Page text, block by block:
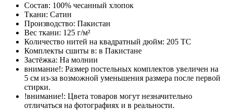
Состав: 100% чесанный хлопок
Ткани: Сатин
Производство: Пакистан
Вес ткани: 125 г/м²
Количество нитей на квадратный дюйм: 205 TC
Комплекты сшиты в: в Пакистане
Застёжка: На молнии
внимание!: Размер постельных комплектов увеличен на
5 см из-за возможной уменьшения размера после первой
стирки.
!внимание!: Цвета товаров могут незначительно
отличаться на фотографиях и в реальности.